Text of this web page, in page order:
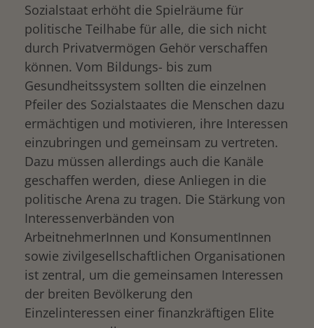
Sozialstaat erhöht die Spielräume für
politische Teilhabe für alle, die sich nicht
durch Privatvermögen Gehör verschaffen
können. Vom Bildungs- bis zum
Gesundheitssystem sollten die einzelnen
Pfeiler des Sozialstaates die Menschen dazu
ermächtigen und motivieren, ihre Interessen
einzubringen und gemeinsam zu vertreten.
Dazu müssen allerdings auch die Kanäle
geschaffen werden, diese Anliegen in die
politische Arena zu tragen. Die Stärkung von
Interessenverbänden von
ArbeitnehmerInnen und KonsumentInnen
sowie zivilgesellschaftlichen Organisationen
ist zentral, um die gemeinsamen Interessen
der breiten Bevölkerung den
Einzelinteressen einer finanzkräftigen Elite